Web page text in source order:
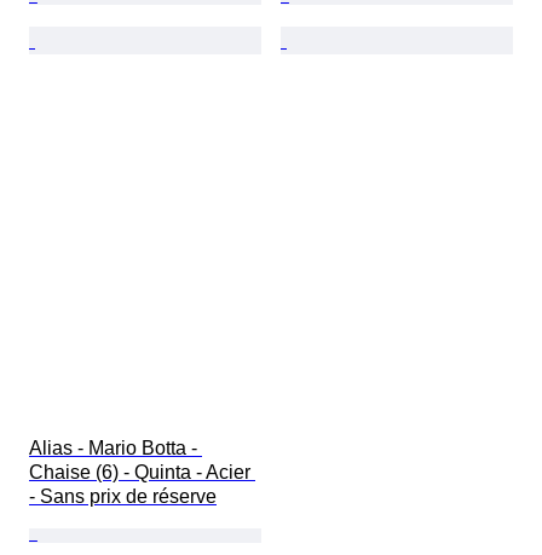
Alias - Mario Botta -
Chaise (6) - Quinta - Acier
- Sans prix de réserve